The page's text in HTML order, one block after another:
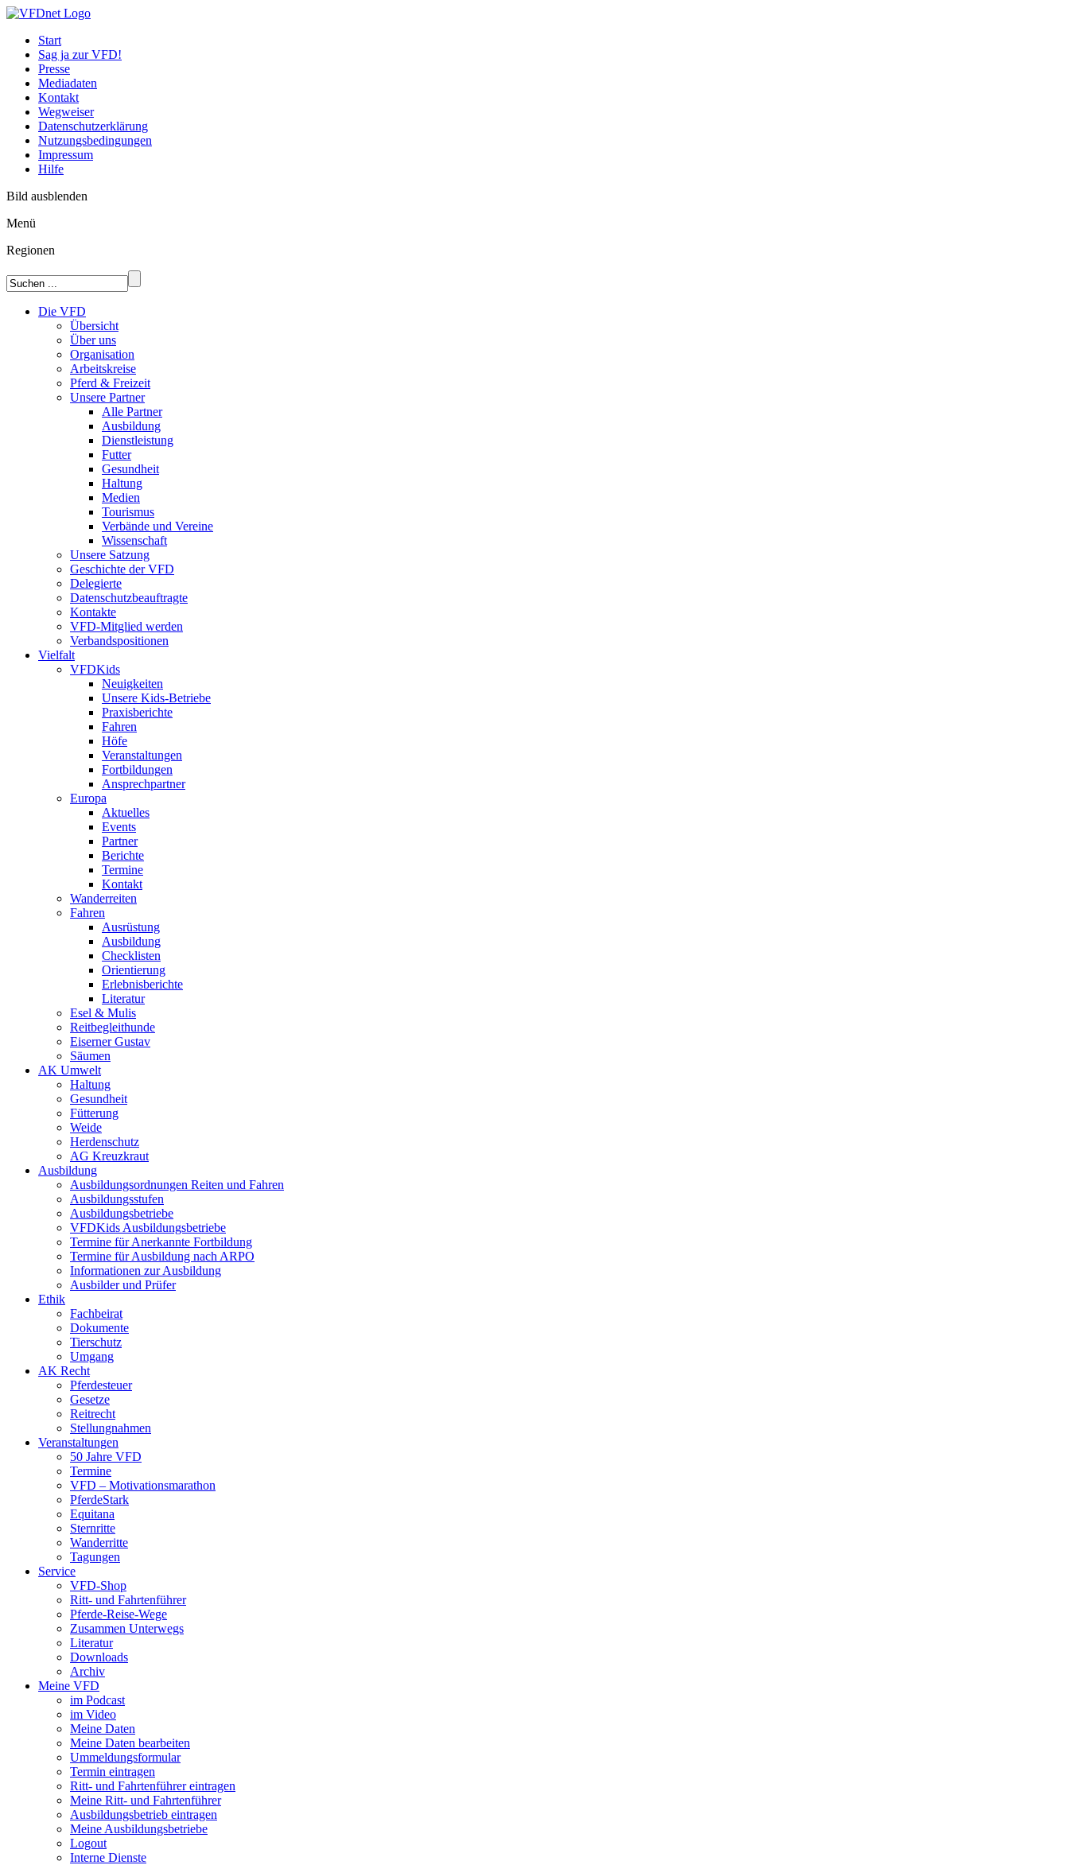
Start
Sag ja zur VFD!
Presse
Mediadaten
Kontakt
Wegweiser
Datenschutzerklärung
Nutzungsbedingungen
Impressum
Hilfe
Bild ausblenden
Menü
Regionen
Die VFD
Übersicht
Über uns
Organisation
Arbeitskreise
Pferd & Freizeit
Unsere Partner
Alle Partner
Ausbildung
Dienstleistung
Futter
Gesundheit
Haltung
Medien
Tourismus
Verbände und Vereine
Wissenschaft
Unsere Satzung
Geschichte der VFD
Delegierte
Datenschutzbeauftragte
Kontakte
VFD-Mitglied werden
Verbandspositionen
Vielfalt
VFDKids
Neuigkeiten
Unsere Kids-Betriebe
Praxisberichte
Fahren
Höfe
Veranstaltungen
Fortbildungen
Ansprechpartner
Europa
Aktuelles
Events
Partner
Berichte
Termine
Kontakt
Wanderreiten
Fahren
Ausrüstung
Ausbildung
Checklisten
Orientierung
Erlebnisberichte
Literatur
Esel & Mulis
Reitbegleithunde
Eiserner Gustav
Säumen
AK Umwelt
Haltung
Gesundheit
Fütterung
Weide
Herdenschutz
AG Kreuzkraut
Ausbildung
Ausbildungsordnungen Reiten und Fahren
Ausbildungsstufen
Ausbildungsbetriebe
VFDKids Ausbildungsbetriebe
Termine für Anerkannte Fortbildung
Termine für Ausbildung nach ARPO
Informationen zur Ausbildung
Ausbilder und Prüfer
Ethik
Fachbeirat
Dokumente
Tierschutz
Umgang
AK Recht
Pferdesteuer
Gesetze
Reitrecht
Stellungnahmen
Veranstaltungen
50 Jahre VFD
Termine
VFD – Motivationsmarathon
PferdeStark
Equitana
Sternritte
Wanderritte
Tagungen
Service
VFD-Shop
Ritt- und Fahrtenführer
Pferde-Reise-Wege
Zusammen Unterwegs
Literatur
Downloads
Archiv
Meine VFD
im Podcast
im Video
Meine Daten
Meine Daten bearbeiten
Ummeldungsformular
Termin eintragen
Ritt- und Fahrtenführer eintragen
Meine Ritt- und Fahrtenführer
Ausbildungsbetrieb eintragen
Meine Ausbildungsbetriebe
Logout
Interne Dienste